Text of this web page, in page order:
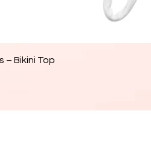
– Bikini Top